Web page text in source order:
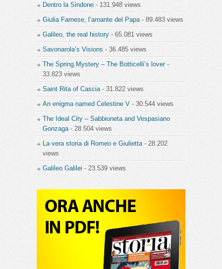
Dentro la Sindone - 131.948 views
Giulia Farnese, l’amante del Papa - 89.483 views
Galileo, the real history - 65.081 views
Savonarola’s Visions - 36.485 views
The Spring Mystery – The Botticelli’s lover-
33.823 views
Saint Rita of Cascia - 31.822 views
An enigma named Celestine V - 30.544 views
The Ideal City – Sabbioneta and Vespasiano
Gonzaga - 28.504 views
La vera storia di Romeo e Giulietta - 28.202
views
Galileo Galilei - 23.539 views